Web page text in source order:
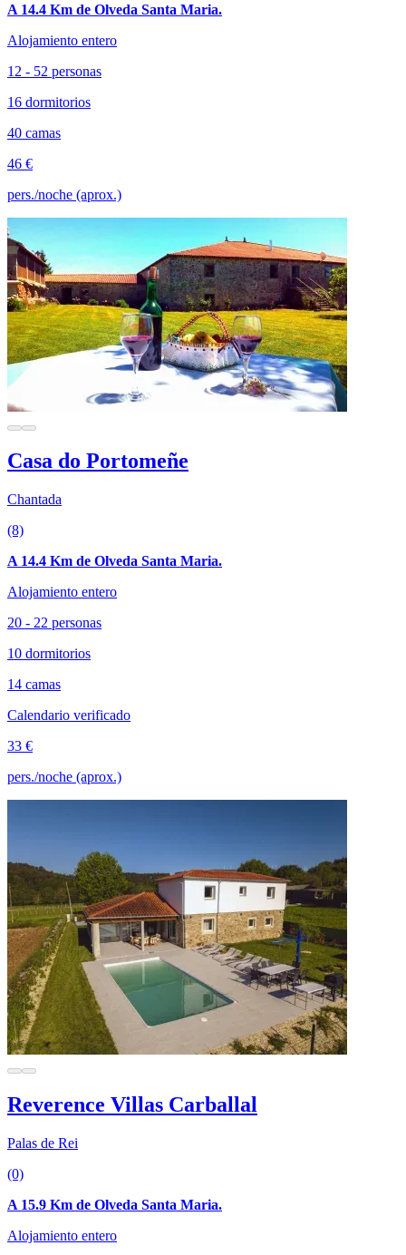
A 14.4 Km de Olveda Santa Maria.
Alojamiento entero
12 - 52 personas
16 dormitorios
40 camas
46 €
pers./noche (aprox.)
Casa do Portomeñe
Chantada
(8)
A 14.4 Km de Olveda Santa Maria.
Alojamiento entero
20 - 22 personas
10 dormitorios
14 camas
Calendario verificado
33 €
pers./noche (aprox.)
Reverence Villas Carballal
Palas de Rei
(0)
A 15.9 Km de Olveda Santa Maria.
Alojamiento entero